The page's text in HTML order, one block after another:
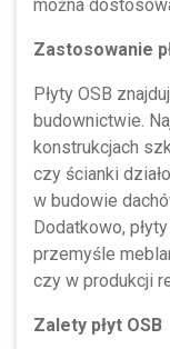
można
Zastosowanie
Płyty OSB
budownictwie.
konstrukcjach
czy ścianki
w budowie
Dodatkowo,
przemyśle
czy w produkcji
Zalety płyt OSB